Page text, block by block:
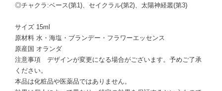
◎チャクラ:ベース(第1)、セイクラル(第2)、太陽神経叢(第3)
サイズ 15ml
原材料 水・海塩・ブランデー・フラワーエッセンス
原産国 オランダ
注意事項 デザインが変更になる場合がございます。予めご了承
ください。
本品は化粧品や医薬品ではありません。